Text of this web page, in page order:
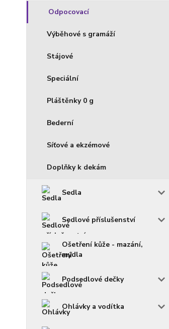
Odpocovací
Výběhové s gramáží
Stájové
Speciální
Pláštěnky 0 g
Bederní
Síťové a ekzémové
Doplňky k dekám
Sedla
Sedlové příslušenství
Ošetření kůže - mazání,
mýdla
Podsedlové dečky
Ohlávky a vodítka